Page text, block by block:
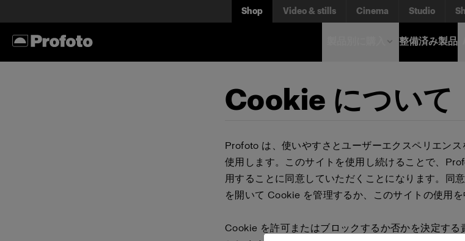
Shop Video & stills Cinema Studio
整備済み製品
Cookie について
Profoto は、使いやすさとユーザーエクスペリエン
使用します。このサイトを使用し続けることで、
用することに同意していただくことになります。同
を開いて Cookie を管理するか、このサイトの使用を
Cookie を許可またはブロックするか否かを決定す